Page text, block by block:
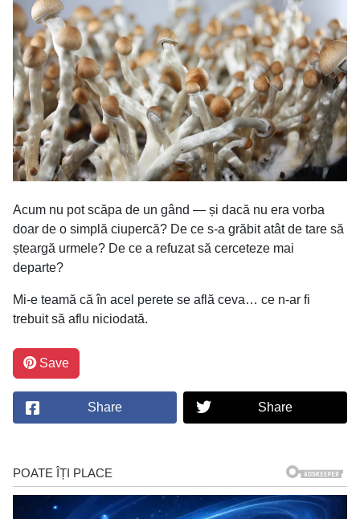
Acum nu pot scăpa de un gând — și dacă nu era vorba
doar de o simplă ciupercă? De ce s-a grăbit atât de tare să
șteargă urmele? De ce a refuzat să cerceteze mai
departe?
Mi-e teamă că în acel perete se află ceva… ce n-ar fi
trebuit să aflu niciodată.
Save
Share Share